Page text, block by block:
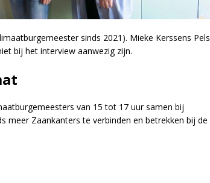
sinds 2021). Mieke Kerssens Pels
bij het interview aanwezig zijn.
van 15 tot 17 uur samen bij
meer Zaankanters te verbinden en betrekken bij de